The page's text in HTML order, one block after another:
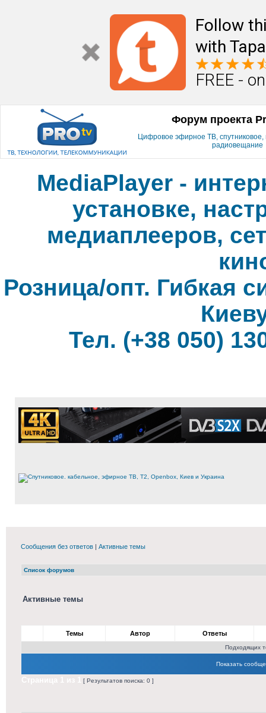
Follow
with
FREE -
Форум проекта
Цифровое эфирное ТВ, спутниковое,
радиовещание
MediaPlayer -
установке,
медиаплееров,
Розница/опт. Гибкая
Тел. (+38 050)
Сообщения без ответов | Активные темы
Список форумов
Активные темы
Темы Автор Ответы
Подходящих
Показать
[ Результатов поиска: 0 ]